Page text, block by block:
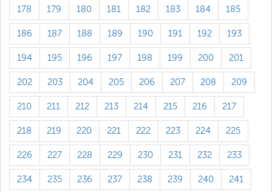
178 179 180 181 182 183 184 185
186 187 188 189 190 191 192 193
194 195 196 197 198 199 200 201
202 203 204 205 206 207 208 209
210 211 212 213 214 215 216 217
218 219 220 221 222 223 224 225
226 227 228 229 230 231 232 233
234 235 236 237 238 239 240 241